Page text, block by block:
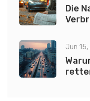
Die
Jun